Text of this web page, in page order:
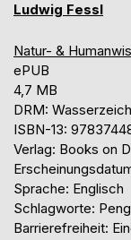
Ludwig Fessl
Natur- &
ePUB
4,7 MB
DRM:
ISBN-13:
Verlag: Books on
Sprache: Englisch
Schlagworte:
Barrierefreiheit: